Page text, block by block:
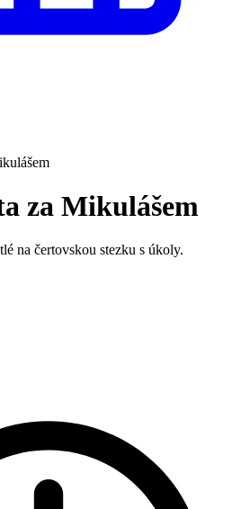
za Mikulášem
na čertovskou stezku s úkoly.